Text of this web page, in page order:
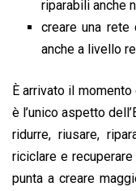
riparabili anche
creare una
anche a livello
È arrivato il
è l’unico aspetto
ridurre, riusare,
riciclare e
punta a creare